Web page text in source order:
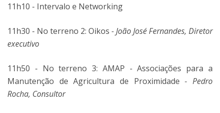
11h10 - Intervalo e Networking
11h30 - No terreno 2: Oikos - João José Fernandes, Diretor
executivo
11h50 - No terreno 3: AMAP - Associações para a
Manutenção de Agricultura de Proximidade - Pedro
Rocha, Consultor